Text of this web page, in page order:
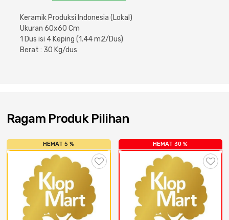
Atap & Lantai
Keramik Produksi Indonesia (Lokal)
Ukuran 60x60 Cm
1 Dus isi 4 Keping (1.44 m2/Dus)
Berat : 30 Kg/dus
Ragam Produk Pilihan
HEMAT 5 % HEMAT 30 %